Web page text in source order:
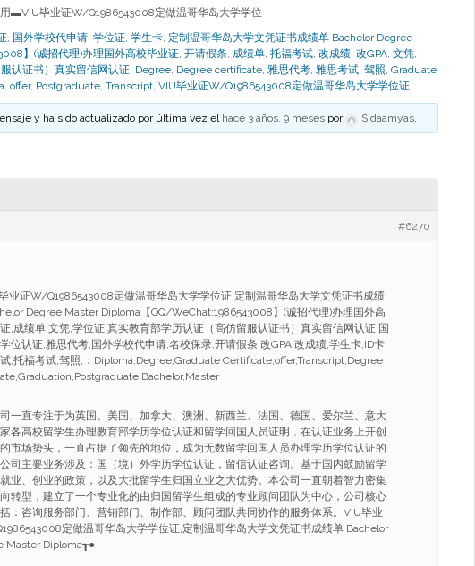
▬VIU毕业证W/Q1986543008定做温哥华岛大学学位
, 国外学校代申请, 学位证, 学生卡, 定制温哥华岛大学文凭证书成绩单 Bachelor Degree
】(诚招代理)办理国外高校毕业证, 开请假条, 成绩单, 托福考试, 改成绩, 改GPA, 文凭,
认证书）真实留信网认证, Degree, Degree certificate, 雅思代考, 雅思考试, 驾照, Graduate
, offer, Postgraduate, Transcript, VIU毕业证W/Q1986543008定做温哥华岛大学学位证
y ha sido actualizado por última vez el hace 3 años, 9 meses por Sidaamyas.
#6270
业证W/Q1986543008定做温哥华岛大学学位证,定制温哥华岛大学文凭证书成绩
Degree Master Diploma【QQ/WeChat:1986543008】(诚招代理)办理国外高
,成绩单,文凭,学位证,真实教育部学历认证（高仿留服认证书）真实留信网认证,国
位认证,雅思代考,国外学校代申请,名校保录,开请假条,改GPA,改成绩,学生卡,ID卡,
,托福考试,驾照,：Diploma,Degree,Graduate Certificate,offer,Transcript,Degree
一直专注于为英国、美国、加拿大、澳洲、新西兰、法国、德国、爱尔兰、意大
各高校留学生办理教育部学历学位认证和留学回国人员证明，在认证业务上开创
市场势头，一直占据了领先的地位，成为无数留学回国人员办理学历学位认证的
司主要业务涉及：国（境）外学历学位认证，留信认证咨询。基于国内鼓励留学
业、创业的政策，以及大批留学生归国立业之大优势。本公司一直朝着智力密集
转型，建立了一个专业化的由归国留学生组成的专业顾问团队为中心，公司核心
：咨询服务部门、营销部门、制作部、顾问团队共同协作的服务体系。VIU毕业
定做温哥华岛大学学位证,定制温哥华岛大学文凭证书成绩单 Bachelor
Master Diploma┱●